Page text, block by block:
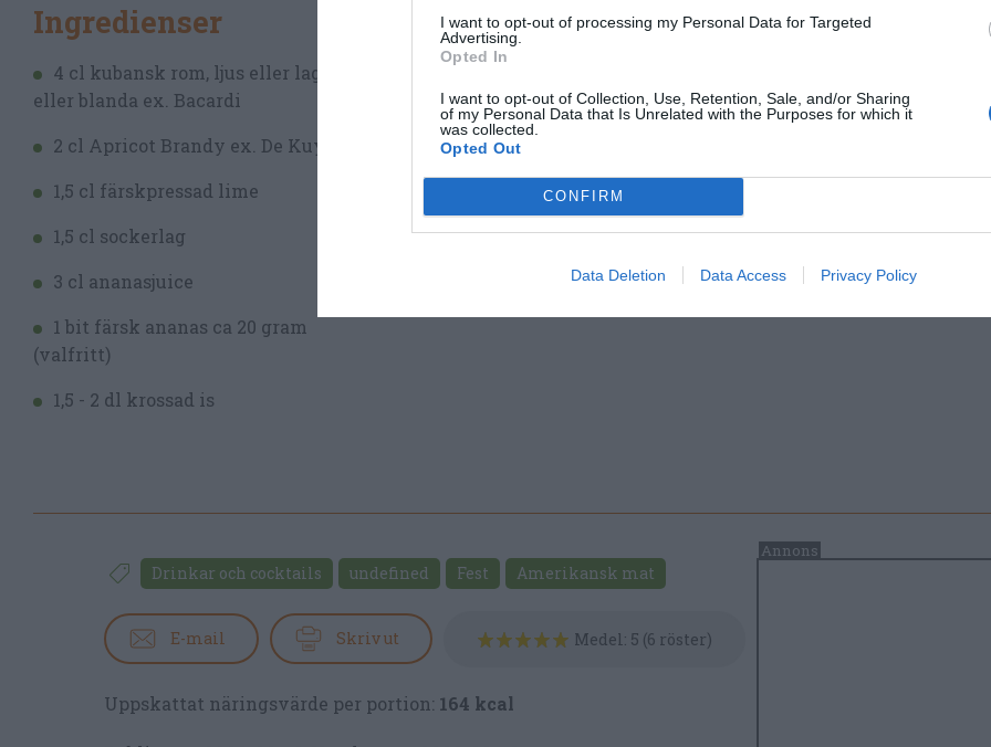
I want to opt-out of processing my Personal Data for Targeted
Advertising.
Opted In
I want to opt-out of Collection, Use, Retention, Sale, and/or Sharing
of my Personal Data that Is Unrelated with the Purposes for which it
was collected.
Opted Out
CONFIRM
Data Deletion Data Access Privacy Policy
Ingredienser
4 cl kubansk rom, ljus eller lagrad
eller blanda ex. Bacardi
2 cl Apricot Brandy ex. De Kuyper
1,5 cl färskpressad lime
1,5 cl sockerlag
3 cl ananasjuice
1 bit färsk ananas ca 20 gram
(valfritt)
1,5 - 2 dl krossad is
Tillsätt rom, färskpressad lime och Apricot Brandy.
Rör om med en barsked eller annan sked.
Garnera med en torkad eller färsk skiva lime eller
Drinkar och cocktails undefined Fest Amerikansk mat
E-mail Skriv ut Medel: 5 (6 röster)
Uppskattat näringsvärde per portion: 164 kcal